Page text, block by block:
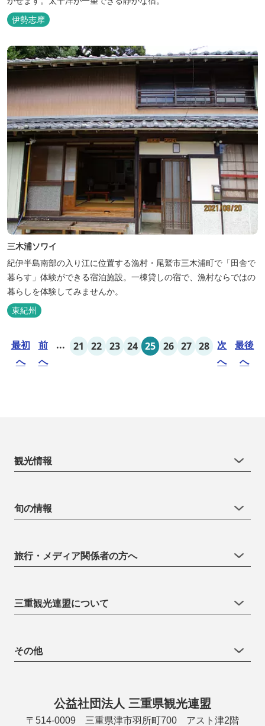
伊勢志摩
三木浦ソワイ
紀伊半島南部の入り江に位置する漁村・尾鷲市三木浦町で「田舎で
暮らす」体験ができる宿泊施設。一棟貸しの宿で、漁村ならではの
暮らしを体験してみませんか。
東紀州
最初
へ
前
へ
... 21 22 23 24 25 26 27 28
次
へ
最後
へ
観光情報
旬の情報
旅行・メディア関係者の方へ
三重観光連盟について
その他
公益社団法人 三重県観光連盟
〒514-0009 三重県津市羽所町700 アスト津2階